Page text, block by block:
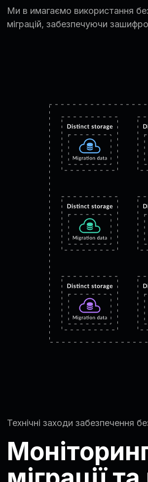
Ми в имагаємо використання
міграцій, забезпечуючи
Технічні заходи забезпечення